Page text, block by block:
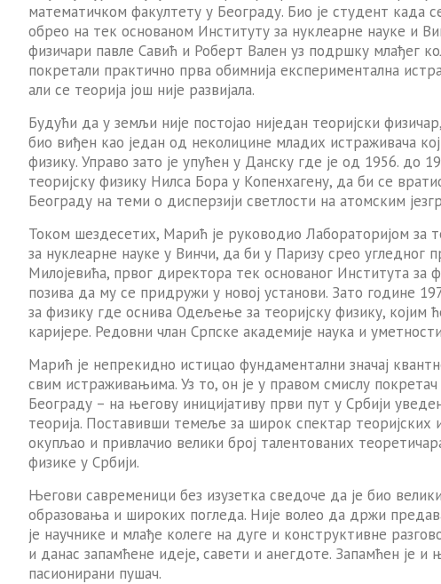
математичком факултету у Београду. Био је студент када
обрео на тек основаном Институту за нуклеарне науке и
физичари павле Савић и Роберт Вален уз подршку млађег
покретали практично прва обимнија експериментална
али се теорија још није развијала.
Будући да у земљи није постојао ниједан теоријски
био виђен као један од неколицине младих истраживача
физику. Управо зато је упућен у Данску где је од 1956. до
теоријску физику Нилса Бора у Копенхагену, да би се
Београду на теми о дисперзији светлости на атомским
Током шездесетих, Марић је руководио Лабораторијом за
за нуклеарне науке у Винчи, да би у Паризу срео угледног
Милојевића, првог директора тек основаног Института за
позива да му се придружи у новој установи. Зато године
за физику где оснива Одељење за теоријску физику, којим
каријере. Редовни члан Српске академије наука и
Марић је непрекидно истицао фундаментални значај
свим истраживањима. Уз то, он је у правом смислу
Београду – на његову иницијативу први пут у Србији
теорија. Поставивши темеље за широк спектар теоријских
окупљао и привлачио велики број талентованих
физике у Србији.
Његови савременици без изузетка сведоче да је био
образовања и широких погледа. Није волео да држи
је научнике и млађе колеге на дуге и конструктивне
и данас запамћене идеје, савети и анегдоте. Запамћен је и
пасионирани пушач.